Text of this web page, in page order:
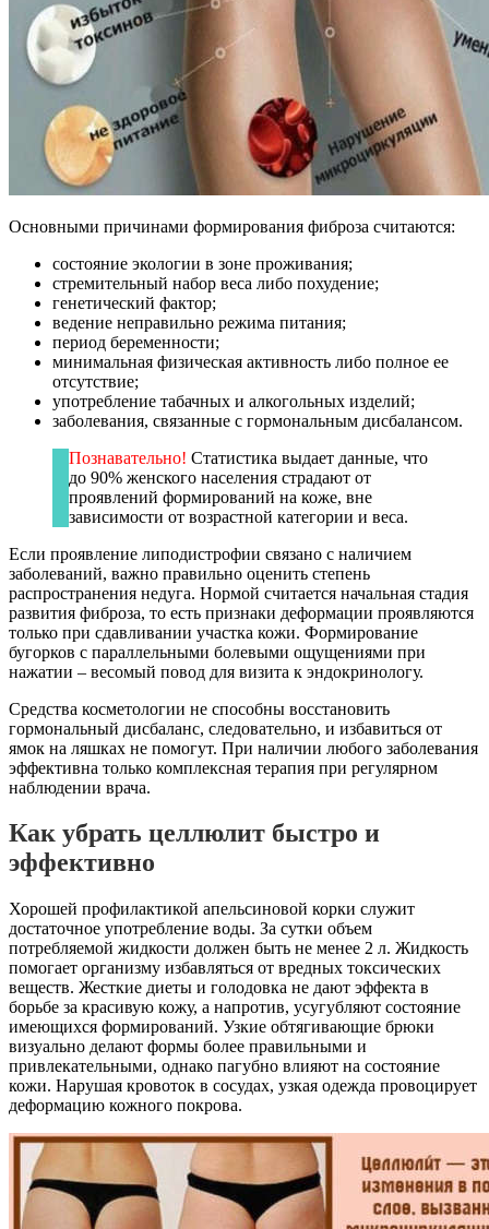
Основными причинами формирования фиброза считаются:
состояние экологии в зоне проживания;
стремительный набор веса либо похудение;
генетический фактор;
ведение неправильно режима питания;
период беременности;
минимальная физическая активность либо полное ее
отсутствие;
употребление табачных и алкогольных изделий;
заболевания, связанные с гормональным дисбалансом.
Познавательно! Статистика выдает данные, что
до 90% женского населения страдают от
проявлений формирований на коже, вне
зависимости от возрастной категории и веса.
Если проявление липодистрофии связано с наличием
заболеваний, важно правильно оценить степень
распространения недуга. Нормой считается начальная стадия
развития фиброза, то есть признаки деформации проявляются
только при сдавливании участка кожи. Формирование
бугорков с параллельными болевыми ощущениями при
нажатии – весомый повод для визита к эндокринологу.
Средства косметологии не способны восстановить
гормональный дисбаланс, следовательно, и избавиться от
ямок на ляшках не помогут. При наличии любого заболевания
эффективна только комплексная терапия при регулярном
наблюдении врача.
Как убрать целлюлит быстро и
эффективно
Хорошей профилактикой апельсиновой корки служит
достаточное употребление воды. За сутки объем
потребляемой жидкости должен быть не менее 2 л. Жидкость
помогает организму избавляться от вредных токсических
веществ. Жесткие диеты и голодовка не дают эффекта в
борьбе за красивую кожу, а напротив, усугубляют состояние
имеющихся формирований. Узкие обтягивающие брюки
визуально делают формы более правильными и
привлекательными, однако пагубно влияют на состояние
кожи. Нарушая кровоток в сосудах, узкая одежда провоцирует
деформацию кожного покрова.